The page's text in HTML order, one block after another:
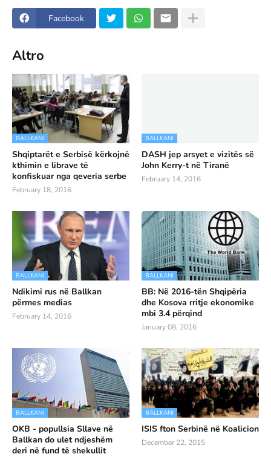
Facebook
Altro
BALLKANI
Shqiptarët e Serbisë kërkojnë
kthimin e librave të
konfiskuar nga qeveria serbe
February 18, 2016
BALLKANI
DASH jep arsyet e vizitës së
John Kerry-t në Tiranë
February 14, 2016
BALLKANI
Ndikimi rus në Ballkan
përmes medias
February 14, 2016
BALLKANI
BB: Në 2016-tën Shqipëria
dhe Kosova rritje ekonomike
mbi 3.4 përqind
January 08, 2016
BALLKANI
OKB - popullsia Sllave në
Ballkan do ulet ndjeshëm
deri në fund të shekullit
BALLKANI
ISIS fton Serbinë në Koalicion
December 22, 2015